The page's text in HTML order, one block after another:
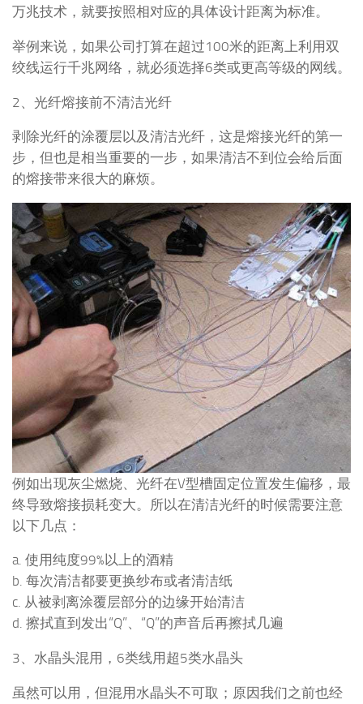
万兆技术，就要按照相对应的具体设计距离为标准。
举例来说，如果公司打算在超过100米的距离上利用双
绞线运行千兆网络，就必须选择6类或更高等级的网线。
2、光纤熔接前不清洁光纤
剥除光纤的涂覆层以及清洁光纤，这是熔接光纤的第一
步，但也是相当重要的一步，如果清洁不到位会给后面
的熔接带来很大的麻烦。
例如出现灰尘燃烧、光纤在V型槽固定位置发生偏移，最
终导致熔接损耗变大。所以在清洁光纤的时候需要注意
以下几点：
a. 使用纯度99%以上的酒精
b. 每次清洁都要更换纱布或者清洁纸
c. 从被剥离涂覆层部分的边缘开始清洁
d. 擦拭直到发出“Q”、“Q”的声音后再擦拭几遍
3、水晶头混用，6类线用超5类水晶头
虽然可以用，但混用水晶头不可取；原因我们之前也经